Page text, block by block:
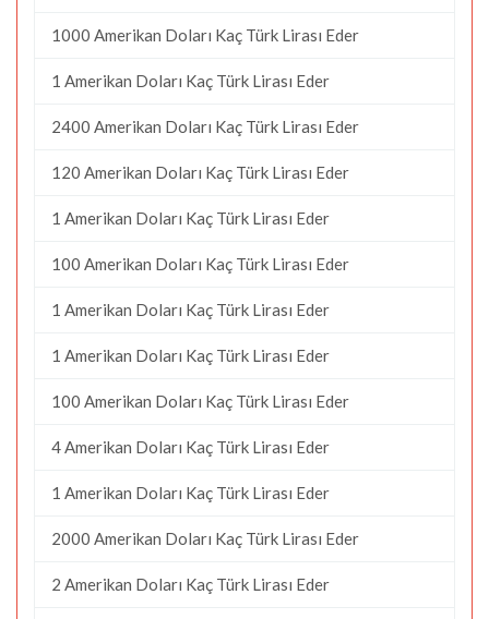
1000 Amerikan Doları Kaç Türk Lirası Eder
1 Amerikan Doları Kaç Türk Lirası Eder
2400 Amerikan Doları Kaç Türk Lirası Eder
120 Amerikan Doları Kaç Türk Lirası Eder
1 Amerikan Doları Kaç Türk Lirası Eder
100 Amerikan Doları Kaç Türk Lirası Eder
1 Amerikan Doları Kaç Türk Lirası Eder
1 Amerikan Doları Kaç Türk Lirası Eder
100 Amerikan Doları Kaç Türk Lirası Eder
4 Amerikan Doları Kaç Türk Lirası Eder
1 Amerikan Doları Kaç Türk Lirası Eder
2000 Amerikan Doları Kaç Türk Lirası Eder
2 Amerikan Doları Kaç Türk Lirası Eder